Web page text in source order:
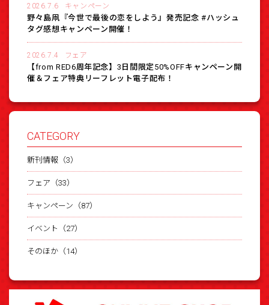
2026.7.6 キャンペーン
野々島凧『今世で最後の恋をしよう』発売記念 #ハッシュ
タグ感想キャンペーン開催！
2026.7.4 フェア
【from RED6周年記念】3日間限定50%OFFキャンペーン開
催＆フェア特典リーフレット電子配布！
CATEGORY
新刊情報（3）
フェア（33）
キャンペーン（87）
イベント（27）
そのほか（14）